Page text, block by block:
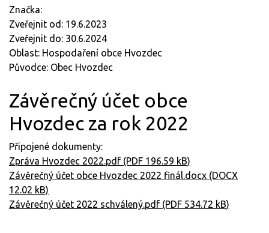
Značka:
Zveřejnit od: 19.6.2023
Zveřejnit do: 30.6.2024
Oblast: Hospodaření obce Hvozdec
Původce: Obec Hvozdec
Závěrečný účet obce
Hvozdec za rok 2022
Připojené dokumenty:
Zpráva Hvozdec 2022.pdf (PDF 196.59 kB)
Závěrečný účet obce Hvozdec 2022 finál.docx (DOCX
12.02 kB)
Závěrečný účet 2022 schválený.pdf (PDF 534.72 kB)